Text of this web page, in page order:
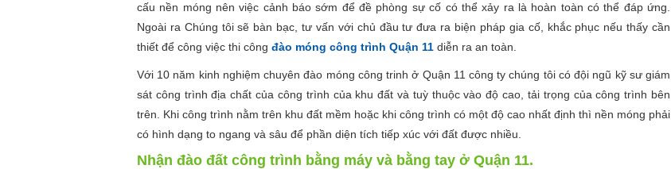
cấu nền móng nên việc cảnh báo sớm để đề phòng sự cố có thể xảy ra là hoàn toàn có thể đáp ứng.
Ngoài ra Chúng tôi sẽ bàn bạc, tư vấn với chủ đầu tư đưa ra biện pháp gia cố, khắc phục nếu thấy cần
thiết để công việc thi công đào móng công trình Quận 11 diễn ra an toàn.
Với 10 năm kinh nghiệm chuyên đào móng công trinh ở Quận 11 công ty chúng tôi có đội ngũ kỹ sư giám
sát công trình địa chất của công trình của khu đất và tuỳ thuộc vào độ cao, tải trọng của công trình bên
trên. Khi công trình nằm trên khu đất mềm hoặc khi công trình có một độ cao nhất định thì nền móng phải
có hình dạng to ngang và sâu để phần diện tích tiếp xúc với đất được nhiều.
Nhận đào đất công trình bằng máy và bằng tay ở Quận 11.